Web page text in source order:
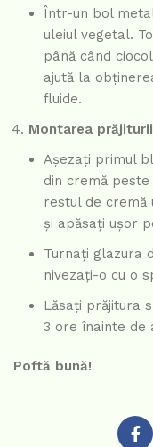
Într-un bol
uleiul vegetal.
până când
ajută la
fluide.
Montarea
Așezați primul
din cremă
restul de
și apăsați ușor
Turnați glazura
nivezați-o cu o
Lăsați prăjitura
3 ore înainte de
Poftă bună!